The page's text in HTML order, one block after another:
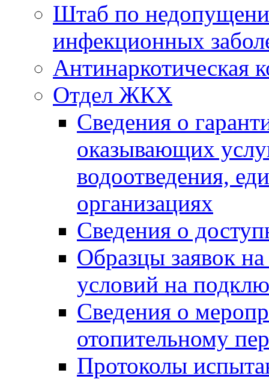
Штаб по
инфекционных
Антинаркотическая
Отдел ЖКХ
Сведения о
оказывающих
водоотведения,
организациях
Сведения о
Образцы заявок
условий на
Сведения о
отопительному
Протоколы